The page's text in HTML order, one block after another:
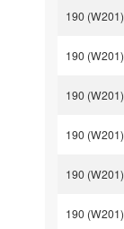
190 (W201)
190 (W201)
190 (W201)
190 (W201)
190 (W201)
190 (W201)